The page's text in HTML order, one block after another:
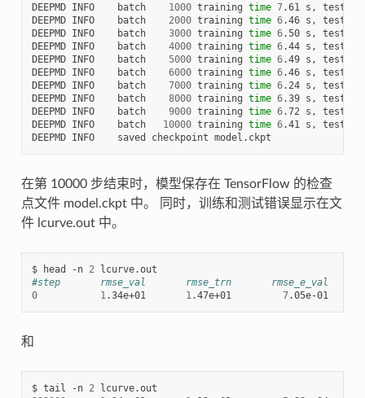
DEEPMD INFO    batch 1000 training time 7.61 s,
DEEPMD INFO    batch 2000 training time 6.46 s,
DEEPMD INFO    batch 3000 training time 6.50 s,
DEEPMD INFO    batch 4000 training time 6.44 s,
DEEPMD INFO    batch 5000 training time 6.49 s,
DEEPMD INFO    batch 6000 training time 6.46 s,
DEEPMD INFO    batch 7000 training time 6.24 s,
DEEPMD INFO    batch 8000 training time 6.39 s,
DEEPMD INFO    batch 9000 training time 6.72 s,
DEEPMD INFO    batch 10000 training time 6.41 s,
在第 10000 步结束时，模型保存在 TensorFlow 的检查
点文件 model.ckpt 中。 同时，训练和测试错误显示在文
件 lcurve.out 中。
$ head -n 2
#step       rmse_val       rmse_trn       rmse_e_val
0
1.34e+01 1.47e+01 7.05e-
和
$ tail -n 2